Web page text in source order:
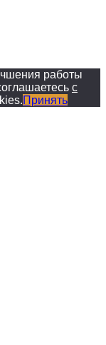
работы
с
Принять